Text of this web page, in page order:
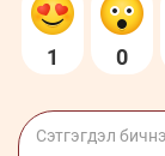
1 0